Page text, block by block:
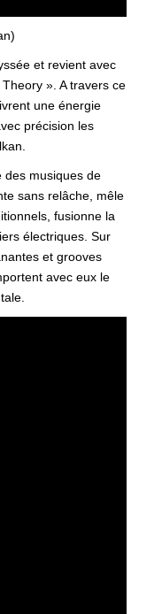
et revient avec
». A travers ce
une énergie
précision les
des musiques de
sans relâche, mêle
fusionne la
électriques. Sur
et grooves
avec eux le